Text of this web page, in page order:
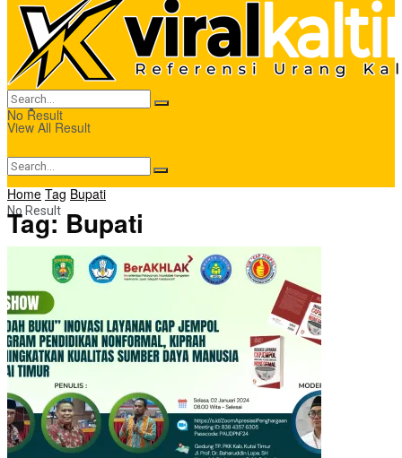
SOSBUD
ADVERTORIAL
KALTIM
No Result
View All Result
No Result
View All Result
Home Tag Bupati
Tag:Bupati